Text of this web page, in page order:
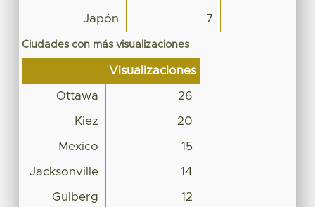
Japón 7
Ciudades con más visualizaciones
Visualizaciones
Ottawa 26
Kiez 20
Mexico 15
Jacksonville 14
Gulberg 12